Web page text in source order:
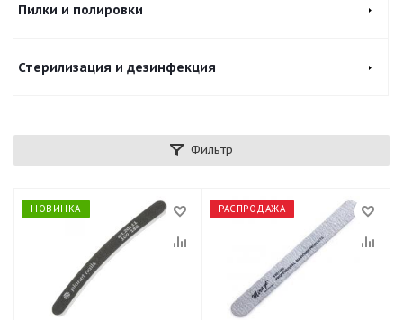
Пилки и полировки
Стерилизация и дезинфекция
Фильтр
НОВИНКА РАСПРОДАЖА